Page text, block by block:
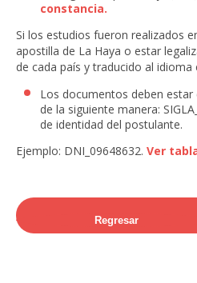
constancia.
Si los estudios fueron realizados
apostilla de La Haya o estar
de cada país y traducido al idioma
Los documentos deben
de la siguiente manera:
de identidad del postulante.
Ejemplo: DNI_09648632. Ver
Regresar